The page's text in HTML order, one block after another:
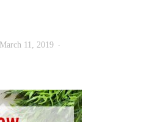
March 11, 2019